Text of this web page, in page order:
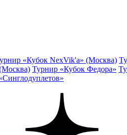
«Кубок NexVik'a» (Москва)
Турнир «Кубок Федора»